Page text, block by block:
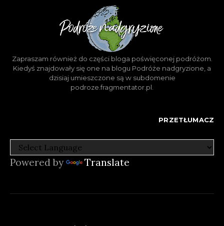
Zapraszam również do części bloga poświęconej podróżom.
Kiedyś znajdowały się one na blogu Podróże nadgryzione, a
dzisiaj umieszczone są w subdomenie
podroze.fragmentator.pl.
PRZETŁUMACZ
Powered by Translate